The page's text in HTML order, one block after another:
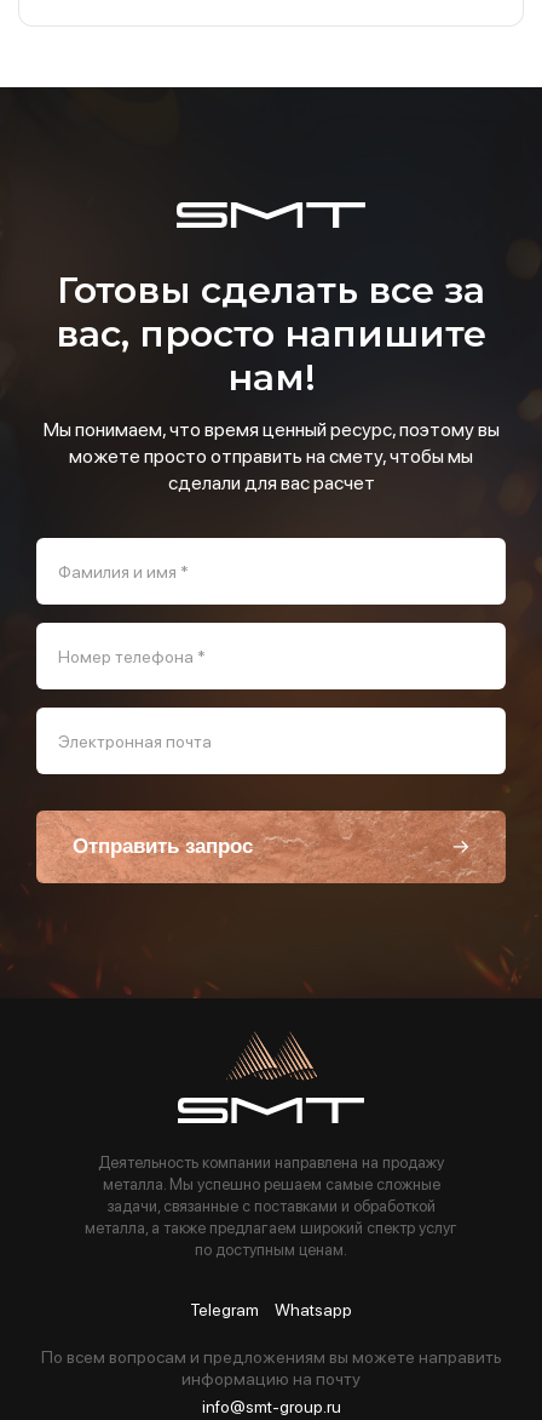
Готовы сделать все за
вас, просто напишите
нам!
Мы понимаем, что время ценный ресурс, поэтому вы
можете просто отправить на смету, чтобы мы
сделали для вас расчет
Фамилия и имя *
Номер телефона *
Электронная почта
Отправить запрос
Пользуясь данной формой вы соглашаетесь с политикой компании
Деятельность компании направлена на продажу
металла. Мы успешно решаем самые сложные
задачи, связанные с поставками и обработкой
металла, а также предлагаем широкий спектр услуг
по доступным ценам.
Telegram Whatsapp
По всем вопросам и предложениям вы можете направить
информацию на почту
info@smt-group.ru